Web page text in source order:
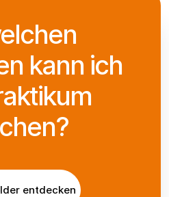
kann ich
entdecken